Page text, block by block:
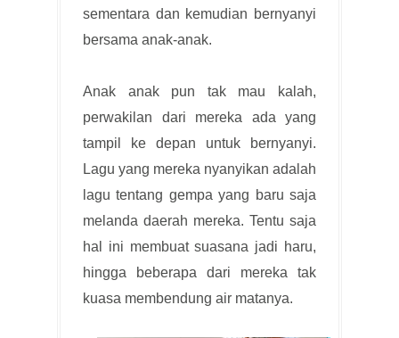
sementara dan kemudian bernyanyi
bersama anak-anak.
Anak anak pun tak mau kalah,
perwakilan dari mereka ada yang
tampil ke depan untuk bernyanyi.
Lagu yang mereka nyanyikan adalah
lagu tentang gempa yang baru saja
melanda daerah mereka. Tentu saja
hal ini membuat suasana jadi haru,
hingga beberapa dari mereka tak
kuasa membendung air matanya.